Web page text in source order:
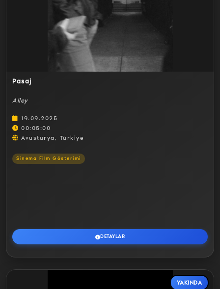
Pasaj
Alley
19.09.2025
00:05:00
Avusturya, Türkiye
Sinema Film Gösterimi
DETAYLAR
YAKINDA